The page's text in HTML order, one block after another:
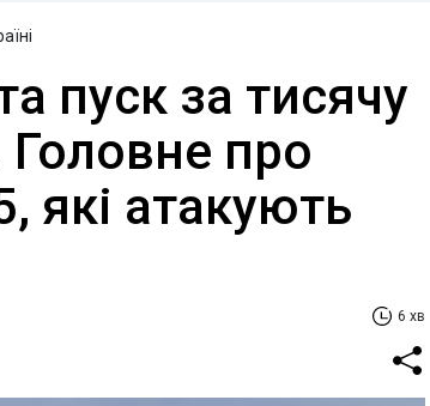
пуск за тисячу
Головне про
які атакують
6 хв